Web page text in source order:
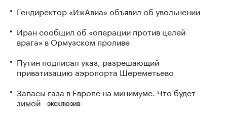
Гендиректор «ИжАвиа» объявил об увольнении
Иран сообщил об «операции против целей
врага» в Ормузском проливе
Путин подписал указ, разрешающий
приватизацию аэропорта Шереметьево
Запасы газа в Европе на минимуме. Что будет
зимой
ЭКСКЛЮЗИВ